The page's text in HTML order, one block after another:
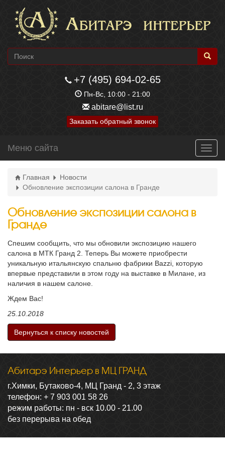
+7 (495) 694-02-65
Пн-Вс, 10:00 - 21:00
abitare@list.ru
Заказать обратный звонок
Меню сайта
Главная
Новости
Обновление экспозиции салона в Гранде
Обновление экспозиции салона в
Гранде
Спешим сообщить, что мы обновили экспозицию нашего
салона в МТК Гранд 2. Теперь Вы можете приобрести
уникальную итальянскую спальню фабрики Bazzi, которую
впервые представили в этом году на выставке в Милане, из
наличия в нашем салоне.
Ждем Вас!
25.10.2018
Вернуться к списку новостей
Абитарэ Интерьер в МЦ ГРАНД
г.Химки, Бутаково-4, МЦ Гранд - 2, 3 этаж
телефон: + 7 903 001 58 26
режим работы: пн - вск 10.00 - 21.00
без перерыва на обед